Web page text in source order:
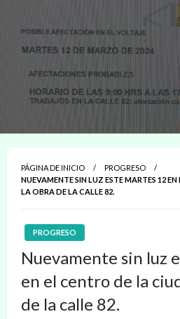
PÁGINA DE INICIO
PROGRESO
NUEVAMENTE SIN LUZ ESTE MARTES 12
LA OBRA DE LA CALLE 82.
PROGRESO
Nuevamente sin luz
en el centro de la
de la calle 82.